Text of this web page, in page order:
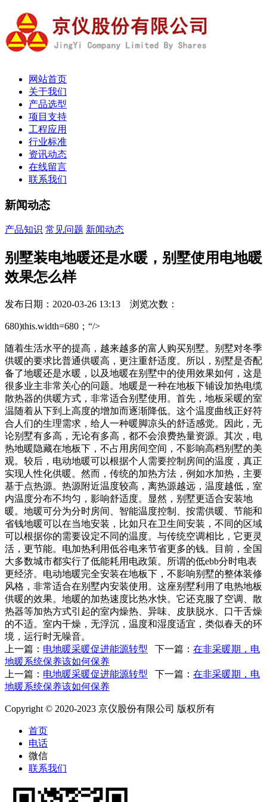
网站首页
关于我们
产品选型
项目支持
工程应用
行业标准
资讯动态
在线留言
联系我们
新闻动态
产品知识 常见问题 新闻动态
别墅装电地暖还是水暖，别墅使用电地暖
效果怎么样
发布日期：2020-03-26 13:13 浏览次数：
680)this.width=680；“/>
随着生活水平的提高，越来越多的富人购买别墅。别墅对冬季
供暖的要求比普通供暖高，更注重舒适度。所以，别墅是否配
备了地暖还是水暖，以及地暖在别墅中的使用效果如何，这是
很多业主非常关心的问题。地暖是一种在地板下铺设加热电缆
散热器的供暖方式，非常适合别墅使用。首先，地板采暖的室
温随着从下到上高度的增加而逐渐降低。这个温度曲线正好符
合人们的生理需求，给人一种暖脚凉头的舒适感觉。因此，无
论别墅有多高，无论有多高，都不会浪费热量资源。其次，电
热地暖隐藏在地板下，不占用房间空间，不影响高档别墅的美
观。较后，电动地暖可以根据个人需要控制房间的温度，真正
实现人性化供暖。然而，传统的加热方法，例如水加热，主要
基于点热源。热源附近温度较高，离热源越远，温度越低，室
内温度分布不均匀，影响舒适度。显然，别墅更适合安装地
暖。地暖可分为分时房间、智能温度控制、按需供暖、节能和
省钱地暖可以在当地安装，比如只在卫生间安装，不同的区域
可以根据你的需要设定不同的温度。与传统空调相比，它更灵
活，更节能。电加热利用低谷电来节省更多的钱。目前，全国
大多数城市都实行了低能耗用电政策。所谓的低ebb分时电表
更经济。电动地暖完全安装在地板下，不影响别墅的整体装修
风格，非常适合在别墅内安装使用。这座别墅利用了电热地板
供暖的效果。地暖的加热速度比热水快。它还克服了空调、散
热器等加热方式引起的室内燥热、异味、皮肤脱水、口干舌燥
的不适。室内干燥，无浮沉，温度和湿度适宜，类似春天的环
境，运行时无噪音。
上一篇： 电地暖采暖促进能源转型 下一篇： 在非采暖期，电
地暖系统保养该如何保养
上一篇： 电地暖采暖促进能源转型 下一篇： 在非采暖期，电
地暖系统保养该如何保养
Copyright © 2020-2023 京仪股份有限公司 版权所有
首页
电话
微信
联系我们